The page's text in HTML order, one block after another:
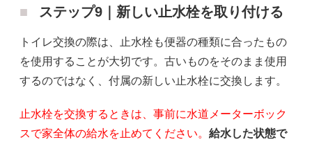
ステップ9｜新しい止水栓を取り付ける
トイレ交換の際は、止水栓も便器の種類に合ったもの
を使用することが大切です。古いものをそのまま使用
するのではなく、付属の新しい止水栓に交換します。
止水栓を交換するときは、事前に水道メーターボック
スで家全体の給水を止めてください。 給水した状態で